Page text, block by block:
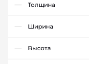
Толщина
Ширина
Высота